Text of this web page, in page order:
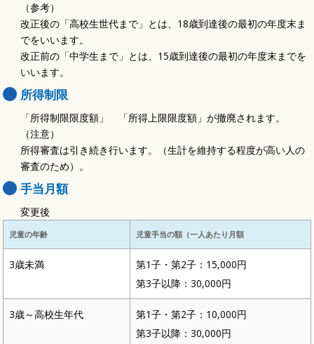
（参考）
改正後の「高校生世代まで」とは、18歳到達後の最初の年度末ま
でをいいます。
改正前の「中学生まで」とは、15歳到達後の最初の年度末までを
いいます。
所得制限
「所得制限限度額」 「所得上限限度額」が撤廃されます。
（注意）
所得審査は引き続き行います。（生計を維持する程度が高い人の
審査のため）。
手当月額
変更後
児童の年齢 児童手当の額（一人あたり月額
3歳未満
第1子・第2子：15,000円
第3子以降：30,000円
3歳～高校生年代
第1子・第2子：10,000円
第3子以降：30,000円